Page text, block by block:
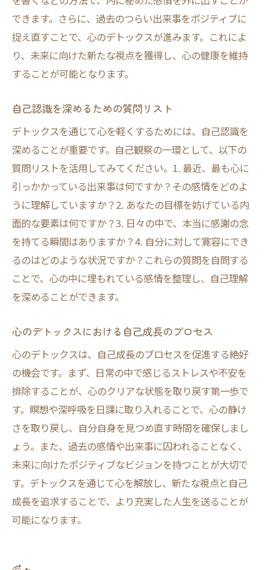
定期的なデトックスによるストレス軽減効
果
精神的安定感を高めるためのデトックス方
法
デトックスを習慣化し心の健康を改善する方法
デトックスを習慣化するためのステップ
日常生活にデトックスを組み込む方法
習慣化を助けるためのモチベーション維持
法
心の健康を守るためのデトックスの日常化
デトックスがもたらす長期的な心の健康効
果
心身の調和を保つためのデトックスとその重要
性
役割
デトックスが心身に与える統合的な効果
心と体のバランスを保つためのデトックス
手法
デトックスがもたらす心身の健康維持
心身の調和を支えるデトックスの実践法
日常生活で心身の調和を意識したデトック
スの取り入れ方
できます。さらに、過去のつらい出来事をポジティブに
捉え直すことで、心のデトックスが進みます。これによ
り、未来に向けた新たな視点を獲得し、心の健康を維持
することが可能となります。
自己認識を深めるための質問リスト
デトックスを通じて心を軽くするためには、自己認識を
深めることが重要です。自己観察の一環として、以下の
質問リストを活用してみてください。1. 最近、最も心に
引っかかっている出来事は何ですか？その感情をどのよ
うに理解していますか？2. あなたの目標を妨げている内
面的な要素は何ですか？3. 日々の中で、本当に感謝の念
を持てる瞬間はありますか？4. 自分に対して寛容にでき
るのはどのような状況ですか？これらの質問を自問する
ことで、心の中に埋もれている感情を整理し、自己理解
を深めることができます。
心のデトックスにおける自己成長のプロセス
心のデトックスは、自己成長のプロセスを促進する絶好
の機会です。まず、日常の中で感じるストレスや不安を
排除することが、心のクリアな状態を取り戻す第一歩で
す。瞑想や深呼吸を日課に取り入れることで、心の静け
さを取り戻し、自分自身を見つめ直す時間を確保しまし
ょう。また、過去の感情や出来事に囚われることなく、
未来に向けたポジティブなビジョンを持つことが大切で
す。デトックスを通じて心を解放し、新たな視点と自己
成長を追求することで、より充実した人生を送ることが
可能になります。